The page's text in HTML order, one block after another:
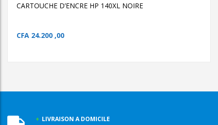
CARTOUCHE D’ENCRE HP 140XL NOIRE
CFA 24.200 ,00
LIVRAISON A DOMICILE